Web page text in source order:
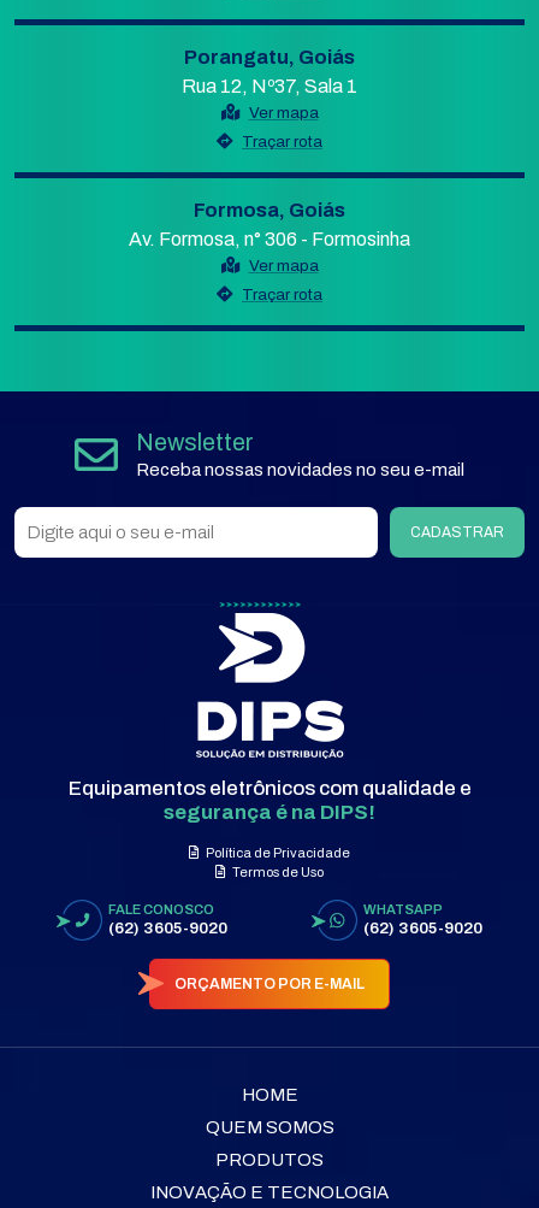
Porangatu, Goiás
Rua 12, Nº37, Sala 1
Ver mapa
Traçar rota
Formosa, Goiás
Av. Formosa, n° 306 - Formosinha
Ver mapa
Traçar rota
Newsletter
Receba nossas novidades no seu e-mail
CADASTRAR
Equipamentos eletrônicos com qualidade e
segurança é na DIPS!
Política de Privacidade
Termos de Uso
FALE CONOSCO
(62) 3605-9020
WHATSAPP
(62) 3605-9020
ORÇAMENTO POR E-MAIL
HOME
QUEM SOMOS
PRODUTOS
INOVAÇÃO E TECNOLOGIA